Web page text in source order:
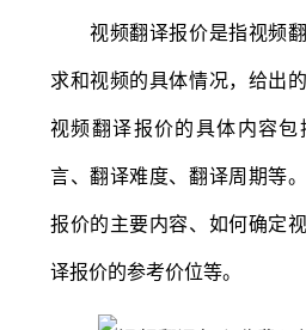
视频翻译报价是指视频翻
求和视频的具体情况，给出
视频翻译报价的具体内容
言、翻译难度、翻译周期等
报价的主要内容、如何确定
译报价的参考价位等。